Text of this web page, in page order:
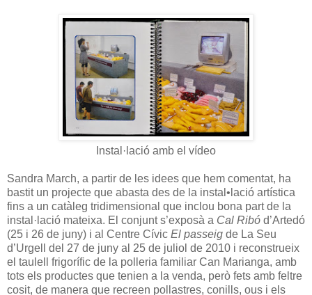
Instal·lació amb el vídeo
Sandra March, a partir de les idees que hem comentat, ha
bastit un projecte que abasta des de la instal•lació artística
fins a un catàleg tridimensional que inclou bona part de la
instal·lació mateixa. El conjunt s’exposà a Cal Ribó d’Artedó
(25 i 26 de juny) i al Centre Cívic El passeig de La Seu
d’Urgell del 27 de juny al 25 de juliol de 2010 i reconstrueix
el taulell frigorífic de la polleria familiar Can Marianga, amb
tots els productes que tenien a la venda, però fets amb feltre
cosit, de manera que recreen pollastres, conills, ous i els